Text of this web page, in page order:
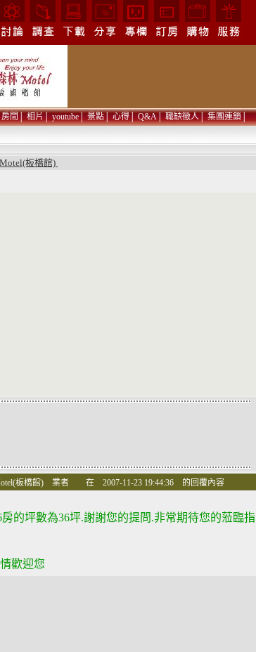
房間│相片│youtube│景點│心得│Q&A│職缺徵人│集團連鎖│
板橋館)
板橋館) 業者 在 2007-11-23 19:44:36 的回覆內容
的坪數為36坪.謝謝您的提問.非常期待您的蒞臨指
歡迎您